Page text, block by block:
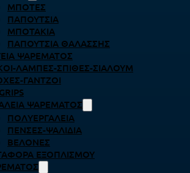
ΜΠΌΤΕΣ
ΠΑΠΟΎΤΣΙΑ
ΜΠΟΤΆΚΙΑ
ΠΑΠΟΎΤΣΙΑ ΘΑΛΆΣΣΗΣ
ΨΑΡΈΜΑΤΟΣ
ΛΆΜΠΕΣ-ΣΠΊΘΕΣ-ΣΊΑΛΟΥΜ
ΓΆΝΤΖΟΙ
ΨΑΡΈΜΑΤΟΣ
ΠΟΛΥΕΡΓΑΛΕΊΑ
ΠΈΝΣΕΣ-ΨΑΛΊΔΙΑ
ΒΕΛΌΝΕΣ
ΕΞΟΠΛΙΣΜΟΎ